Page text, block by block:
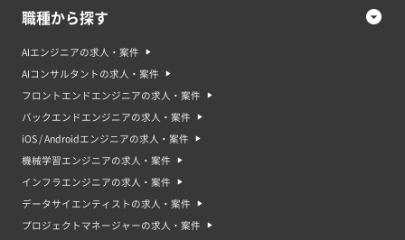
職種から探す
AIエンジニアの求人・案件
AIコンサルタントの求人・案件
フロントエンドエンジニアの求人・案件
バックエンドエンジニアの求人・案件
iOS / Androidエンジニアの求人・案件
機械学習エンジニアの求人・案件
インフラエンジニアの求人・案件
データサイエンティストの求人・案件
プロジェクトマネージャーの求人・案件